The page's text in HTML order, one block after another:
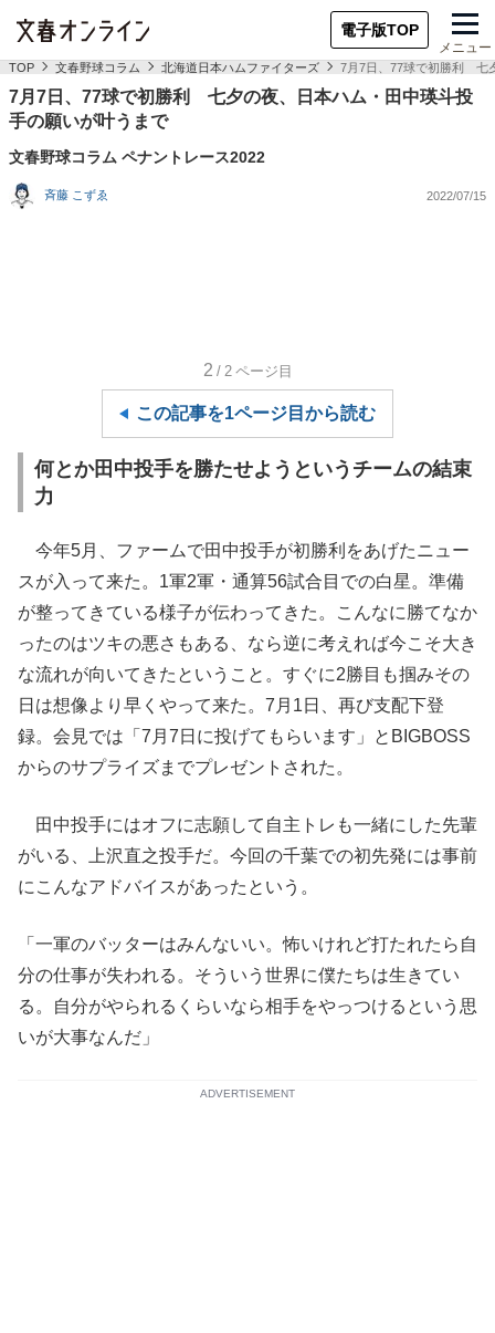
電子版TOP
メニュー
TOP 文春野球コラム 北海道日本ハムファイターズ 7月7日、77球で初勝利 七
7月7日、77球で初勝利 七夕の夜、日本ハム・田中瑛斗投
手の願いが叶うまで
文春野球コラム ペナントレース2022
斉藤 こずゑ 2022/07/15
2 /2 ページ目
この記事を1ページ目から読む
何とか田中投手を勝たせようというチームの結束
力
今年5月、ファームで田中投手が初勝利をあげたニュー
スが入って来た。1軍2軍・通算56試合目での白星。準備
が整ってきている様子が伝わってきた。こんなに勝てなか
ったのはツキの悪さもある、なら逆に考えれば今こそ大き
な流れが向いてきたということ。すぐに2勝目も掴みその
日は想像より早くやって来た。7月1日、再び支配下登
録。会見では「7月7日に投げてもらいます」とBIGBOSS
からのサプライズまでプレゼントされた。
田中投手にはオフに志願して自主トレも一緒にした先輩
がいる、上沢直之投手だ。今回の千葉での初先発には事前
にこんなアドバイスがあったという。
「一軍のバッターはみんないい。怖いけれど打たれたら自
分の仕事が失われる。そういう世界に僕たちは生きてい
る。自分がやられるくらいなら相手をやっつけるという思
いが大事なんだ」
ADVERTISEMENT